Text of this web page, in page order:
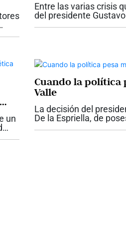
Entre las varias crisis
del presidente
un
Cuando la política
Valle
La decisión del
De la Espriella, de